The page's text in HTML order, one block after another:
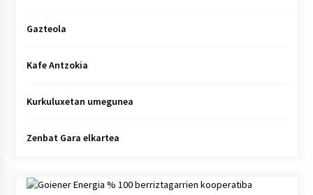
Gazteola
Kafe Antzokia
Kurkuluxetan umegunea
Zenbat Gara elkartea